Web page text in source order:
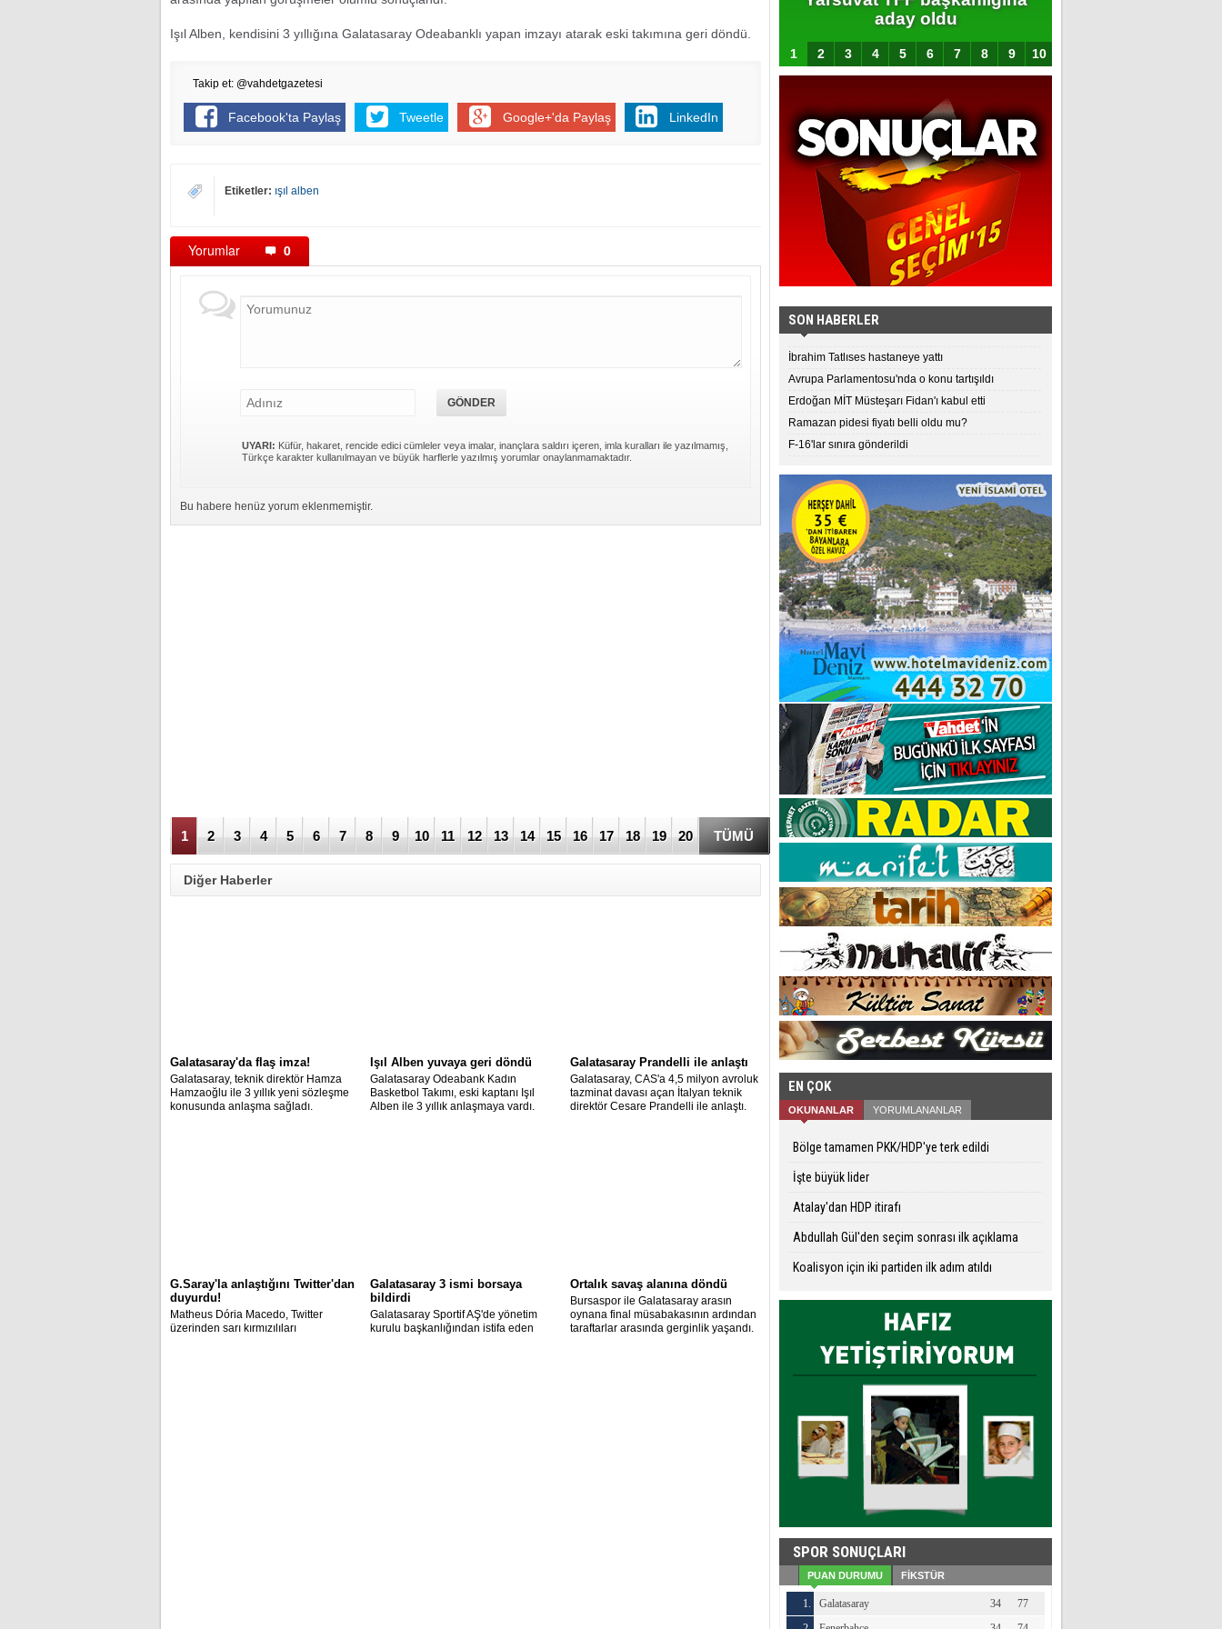
Işıl Alben, kendisini 3 yıllığına Galatasaray Odeabanklı yapan imzayı atarak eski takımına geri döndü.
Takip et: @vahdetgazetesi
Facebook'ta Paylaş Tweetle Google+'da Paylaş LinkedIn
Etiketler: ışıl alben
Yorumlar 0
UYARI: Küfür, hakaret, rencide edici cümleler veya imalar, inançlara saldırı içeren, imla kuralları ile yazılmamış,
Türkçe karakter kullanılmayan ve büyük harflerle yazılmış yorumlar onaylanmamaktadır.
Bu habere henüz yorum eklenmemiştir.
1 2 3 4 5 6 7 8 9 10 11 12 13 14 15 16 17 18 19 20 TÜMÜ
Diğer Haberler
Galatasaray'da flaş imza!
Galatasaray, teknik direktör Hamza
Hamzaoğlu ile 3 yıllık yeni sözleşme
konusunda anlaşma sağladı.
Işıl Alben yuvaya geri döndü
Galatasaray Odeabank Kadın
Basketbol Takımı, eski kaptanı Işıl
Alben ile 3 yıllık anlaşmaya vardı.
Galatasaray Prandelli ile anlaştı
Galatasaray, CAS'a 4,5 milyon avroluk
tazminat davası açan İtalyan teknik
direktör Cesare Prandelli ile anlaştı.
G.Saray'la anlaştığını Twitter'dan
duyurdu!
Matheus Dória Macedo, Twitter
üzerinden sarı kırmızılıları
Galatasaray 3 ismi borsaya
bildirdi
Galatasaray Sportif AŞ'de yönetim
kurulu başkanlığından istifa eden
Ortalık savaş alanına döndü
Bursaspor ile Galatasaray arasın
oynana final müsabakasının ardından
taraftarlar arasında gerginlik yaşandı.
aday oldu
1 2 3 4 5 6 7 8 9 10
SON HABERLER
İbrahim Tatlıses hastaneye yattı
Avrupa Parlamentosu'nda o konu tartışıldı
Erdoğan MİT Müsteşarı Fidan'ı kabul etti
Ramazan pidesi fiyatı belli oldu mu?
F-16'lar sınıra gönderildi
EN ÇOK
OKUNANLAR YORUMLANANLAR
Bölge tamamen PKK/HDP'ye terk edildi
İşte büyük lider
Atalay'dan HDP itirafı
Abdullah Gül'den seçim sonrası ilk açıklama
Koalisyon için iki partiden ilk adım atıldı
SPOR SONUÇLARI
PUAN DURUMU FİKSTÜR
1. Galatasaray 34 77